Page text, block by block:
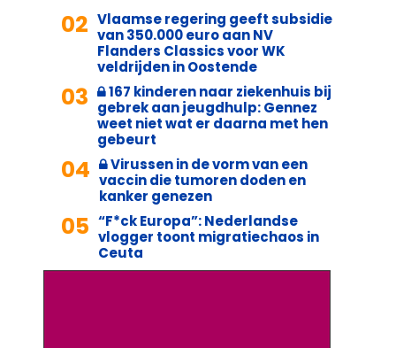
02 Vlaamse regering geeft subsidie
van 350.000 euro aan NV
Flanders Classics voor WK
veldrijden in Oostende
03
167 kinderen naar ziekenhuis bij
gebrek aan jeugdhulp: Gennez
weet niet wat er daarna met hen
gebeurt
04
Virussen in de vorm van een
vaccin die tumoren doden en
kanker genezen
05 “F*ck Europa”: Nederlandse
vlogger toont migratiechaos in
Ceuta